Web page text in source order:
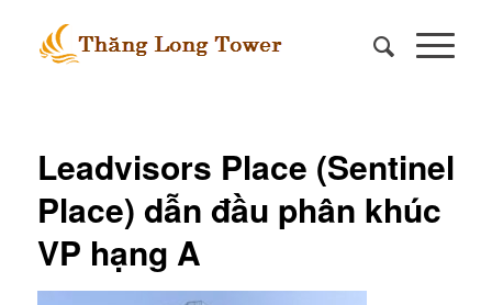
Leadvisors Place (Sentinel
Place) dẫn đầu phân khúc
VP hạng A